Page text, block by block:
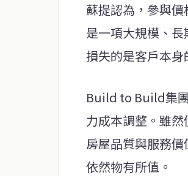
蘇提認為，參與
是一項大規模、
損失的是客戶本身
Build to Build集
力成本調整。雖
房屋品質與服務
依然物有所值。